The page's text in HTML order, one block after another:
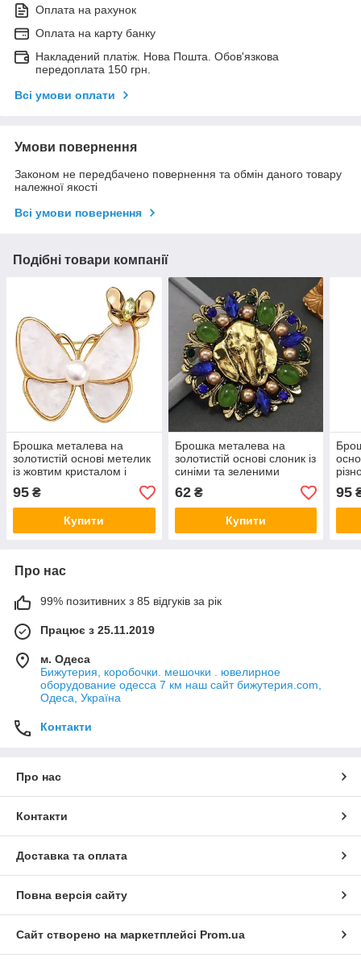
Оплата на рахунок
Оплата на карту банку
Накладений платіж. Нова Пошта. Обов'язкова
передоплата 150 грн.
Всі умови оплати
Умови повернення
Законом не передбачено повернення та обмін даного товару
належної якості
Всі умови повернення
Подібні товари компанії
Брошка металева на
золотистій основі метелик
із жовтим кристалом і
білою намистиною розмір
35х30 мм
95 ₴
Купити
Брошка металева на
золотистій основі слоник із
синіми та зеленими
намистинами та стразами
розмір 55х55 мм
62₴
Купити
95
Про нас
99% позитивних з 85 відгуків за рік
Працює з 25.11.2019
м. Одеса
Бижутерия, коробочки. мешочки . ювелирное
оборудование одесса 7 км наш сайт бижутерия.com,
Одеса, Україна
Контакти
Про нас
Контакти
Доставка та оплата
Повна версія сайту
Сайт створено на маркетплейсі Prom.ua